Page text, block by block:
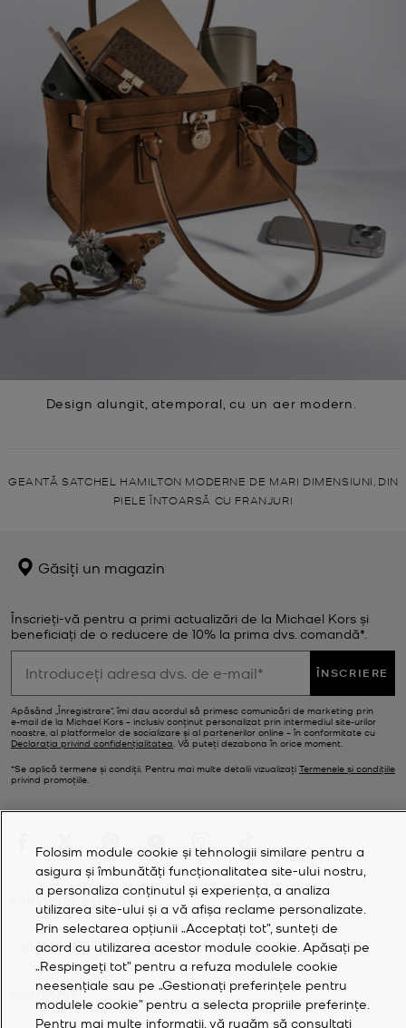
Design alungit, atemporal, cu un aer modern.
GEANTĂ SATCHEL HAMILTON MODERNE DE MARI DIMENSIUNI, DIN
PIELE ÎNTOARSĂ CU FRANJURI
Găsiți un magazin
Înscrieți-vă pentru a primi actualizări de la Michael Kors și
beneficiați de o reducere de 10% la prima dvs. comandă*.
ÎNSCRIERE
Apăsând „Înregistrare”, îmi dau acordul să primesc comunicări de marketing prin
e‑mail de la Michael Kors – inclusiv conținut personalizat prin intermediul site-urilor
noastre, al platformelor de socializare și al partenerilor online – în conformitate cu
Declarația privind confidențialitatea . Vă puteți dezabona în orice moment.
*Se aplică termene și condiții. Pentru mai multe detalii vizualizați Termenele și condițiile
privind promoțiile.
SERVICIUL CLIENȚII
CONTUL MEU
COMPANIE
Folosim module cookie și tehnologii similare pentru a
asigura și îmbunătăți funcționalitatea site-ului nostru,
a personaliza conținutul și experiența, a analiza
utilizarea site-ului și a vă afișa reclame personalizate.
Prin selectarea opțiunii „Acceptați tot”, sunteți de
acord cu utilizarea acestor module cookie. Apăsați pe
„Respingeți tot” pentru a refuza modulele cookie
neesențiale sau pe „Gestionați preferințele pentru
modulele cookie” pentru a selecta propriile preferințe.
Pentru mai multe informații, vă rugăm să consultați